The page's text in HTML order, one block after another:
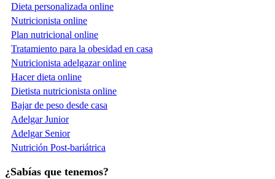
Dieta personalizada online
Nutricionista online
Plan nutricional online
Tratamiento para la obesidad en casa
Nutricionista adelgazar online
Hacer dieta online
Dietista nutricionista online
Bajar de peso desde casa
Adelgar Junior
Adelgar Senior
Nutrición Post-bariátrica
¿Sabías que tenemos?